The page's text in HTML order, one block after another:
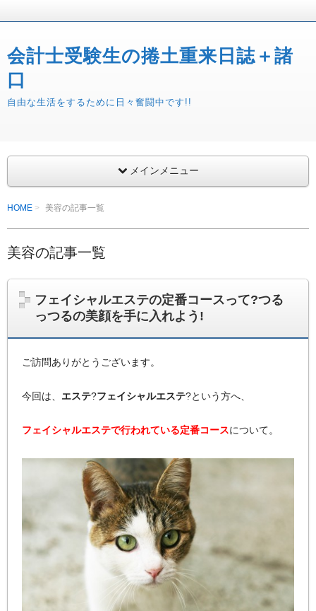
会計士受験生の捲土重来日誌＋諸
口
自由な生活をするために日々奮闘中です!!
メインメニュー
HOME 美容の記事一覧
美容の記事一覧
フェイシャルエステの定番コースって?つる
っつるの美顔を手に入れよう!
ご訪問ありがとうございます。
今回は、 エステ?フェイシャルエステ?という方へ、
フェイシャルエステで行われている定番コースについて。